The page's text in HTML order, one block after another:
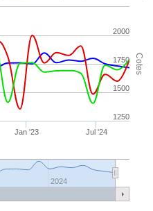
Cotes
Jan '23 Jul '24
2024
2000
1250
1500
1750